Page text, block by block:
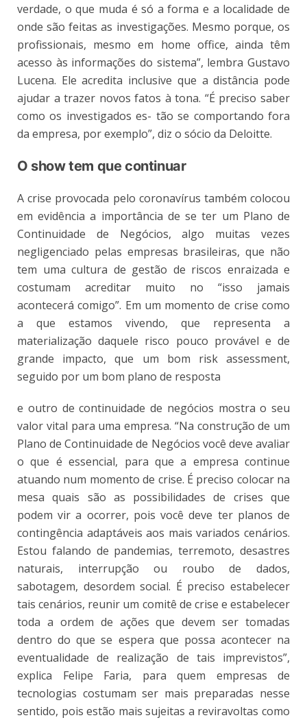
verdade, o que muda é só a forma e a localidade de
onde são feitas as investigações. Mesmo porque, os
profissionais, mesmo em home office, ainda têm
acesso às informações do sistema”, lembra Gustavo
Lucena. Ele acredita inclusive que a distância pode
ajudar a trazer novos fatos à tona. “É preciso saber
como os investigados es- tão se comportando fora
da empresa, por exemplo”, diz o sócio da Deloitte.
O show tem que continuar
A crise provocada pelo coronavírus também colocou
em evidência a importância de se ter um Plano de
Continuidade de Negócios, algo muitas vezes
negligenciado pelas empresas brasileiras, que não
tem uma cultura de gestão de riscos enraizada e
costumam acreditar muito no “isso jamais
acontecerá comigo”. Em um momento de crise como
a que estamos vivendo, que representa a
materialização daquele risco pouco provável e de
grande impacto, que um bom risk assessment,
seguido por um bom plano de resposta
e outro de continuidade de negócios mostra o seu
valor vital para uma empresa. “Na construção de um
Plano de Continuidade de Negócios você deve avaliar
o que é essencial, para que a empresa continue
atuando num momento de crise. É preciso colocar na
mesa quais são as possibilidades de crises que
podem vir a ocorrer, pois você deve ter planos de
contingência adaptáveis aos mais variados cenários.
Estou falando de pandemias, terremoto, desastres
naturais, interrupção ou roubo de dados,
sabotagem, desordem social. É preciso estabelecer
tais cenários, reunir um comitê de crise e estabelecer
toda a ordem de ações que devem ser tomadas
dentro do que se espera que possa acontecer na
eventualidade de realização de tais imprevistos”,
explica Felipe Faria, para quem empresas de
tecnologias costumam ser mais preparadas nesse
sentido, pois estão mais sujeitas a reviravoltas como